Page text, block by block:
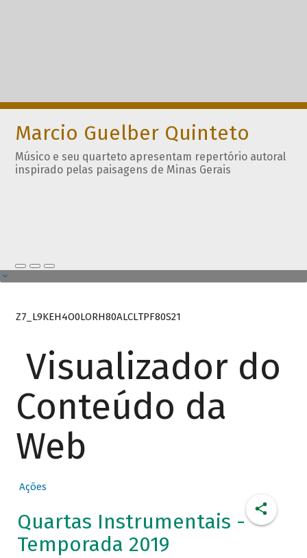
Marcio Guelber Quinteto
Músico e seu quarteto apresentam repertório autoral
inspirado pelas paisagens de Minas Gerais
Z7_L9KEH4O0LORH80ALCLTPF80S21
Visualizador do
Conteúdo da
Web
Ações
Quartas Instrumentais -
Temporada 2019